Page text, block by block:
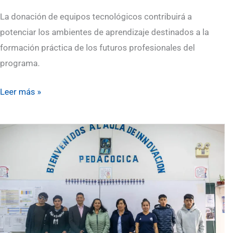
La donación de equipos tecnológicos contribuirá a
potenciar los ambientes de aprendizaje destinados a la
formación práctica de los futuros profesionales del
programa.
Leer más »
Más
laptops
reciben
mantenimiento
técnico